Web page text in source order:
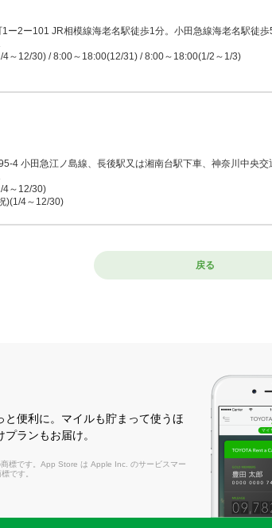
ー2ー101 JR相模線海老名駅徒歩1分。小田急線海老名駅徒
～12/30) / 8:00～18:00(12/31) / 8:00～18:00(1/2～1/3)
4 小田急江ノ島線、長後駅又は湘南台駅下車、神奈川中央
4～12/30)
)(1/4～12/30)
24 小田急線・相模鉄道線大和駅より徒歩8分、大和警察の先
4～12/30) / 8:00～18:00(12/31) / 8:00～18:00(1/2～1/3)
戻る
便利に。マイルも貯まって使うほ
ランもお届け。
標です。App Store は Apple Inc. のサービスマー
です。